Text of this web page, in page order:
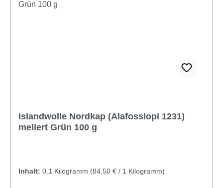
Islandwolle Nordkap (Alafosslopi 1231)
meliert Grün 100 g
Inhalt: 0.1 Kilogramm (84,50 € / 1 Kilogramm)